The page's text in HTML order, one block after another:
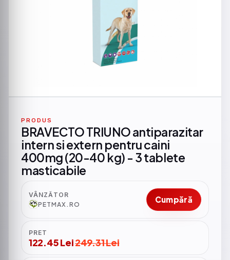
PRODUS
BRAVECTO TRIUNO antiparazitar
intern si extern pentru caini
400mg (20-40 kg) - 3 tablete
masticabile
VÂNZĂTOR
PETMAX.RO
Cumpără
PRET
122.45 Lei249.31 Lei